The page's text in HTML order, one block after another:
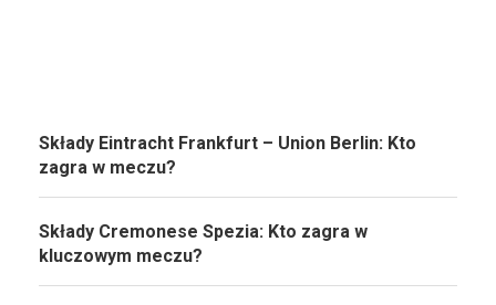
Składy Eintracht Frankfurt – Union Berlin: Kto
zagra w meczu?
Składy Cremonese Spezia: Kto zagra w
kluczowym meczu?